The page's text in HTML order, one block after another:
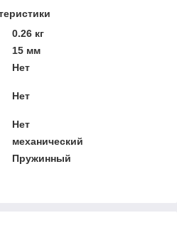
0.26 кг
15 мм
Нет
Нет
Нет
механический
Пружинный